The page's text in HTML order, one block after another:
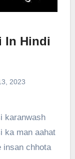
In Hindi
2023
ka man aahat
insan chhota